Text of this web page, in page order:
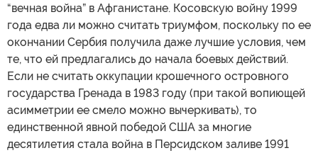
“вечная война” в Афганистане. Косовскую войну 1999
года едва ли можно считать триумфом, поскольку по ее
окончании Сербия получила даже лучшие условия, чем
те, что ей предлагались до начала боевых действий.
Если не считать оккупации крошечного островного
государства Гренада в 1983 году (при такой вопиющей
асимметрии ее смело можно вычеркивать), то
единственной явной победой США за многие
десятилетия стала война в Персидском заливе 1991